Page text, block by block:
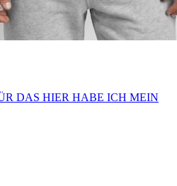
DAS HIER HABE ICH MEIN